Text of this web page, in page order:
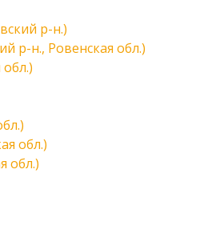
р-н.)
р-н., Ровенская обл.)
обл.)
обл.)